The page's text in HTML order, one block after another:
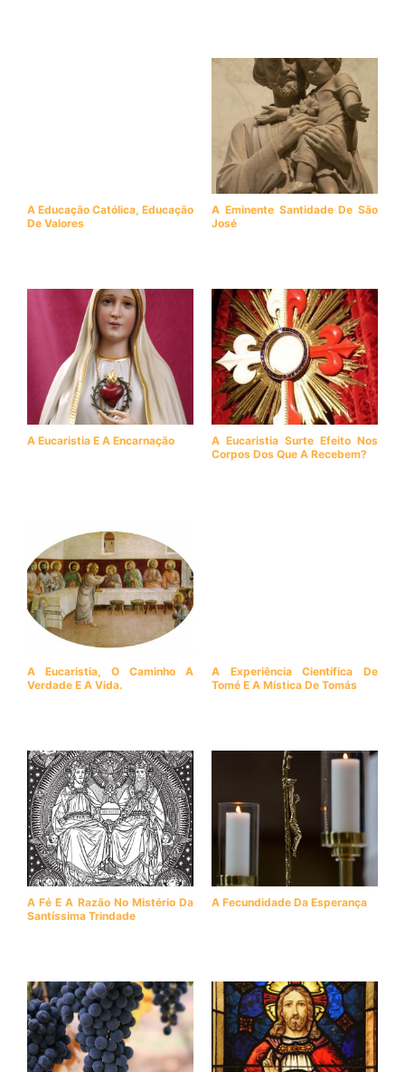
A Educação Católica, Educação
De Valores
A Eminente Santidade De São
José
A Eucaristia E A Encarnação
A Eucaristia Surte Efeito Nos
Corpos Dos Que A Recebem?
A Eucaristia, O Caminho A
Verdade E A Vida.
A Experiência Científica De
Tomé E A Mística De Tomás
A Fé E A Razão No Mistério Da
Santíssima Trindade
A Fecundidade Da Esperança